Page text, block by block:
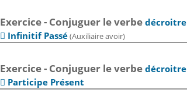
Exercice - Conjuguer le verbedécroitre
 Infinitif Passé(Auxiliaire avoir)
Exercice - Conjuguer le verbedécroitre
 Participe Présent